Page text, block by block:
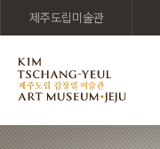
제주도립미술관